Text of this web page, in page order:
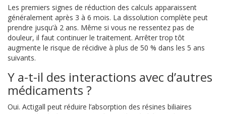
Les premiers signes de réduction des calculs apparaissent
généralement après 3 à 6 mois. La dissolution complète peut
prendre jusqu’à 2 ans. Même si vous ne ressentez pas de
douleur, il faut continuer le traitement. Arrêter trop tôt
augmente le risque de récidive à plus de 50 % dans les 5 ans
suivants.
Y a-t-il des interactions avec d’autres
médicaments ?
Oui. Actigall peut réduire l’absorption des résines biliaires